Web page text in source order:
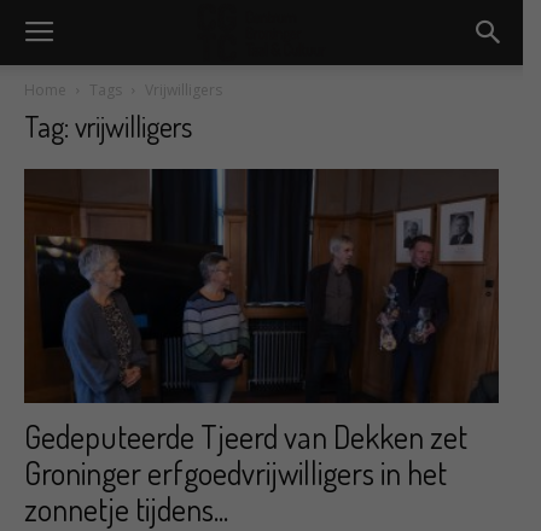
Home Tags Vrijwilligers
Tag: vrijwilligers
Gedeputeerde Tjeerd van Dekken zet
Groninger erfgoedvrijwilligers in het
zonnetje tijdens...